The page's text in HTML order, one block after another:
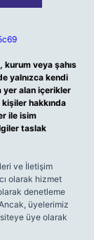
veya şahıs
yalnızca kendi
yer alan içerikler
hakkında
ile isim
taslak
ve İletişim
olarak hizmet
denetleme
üyelerimiz
üye olarak